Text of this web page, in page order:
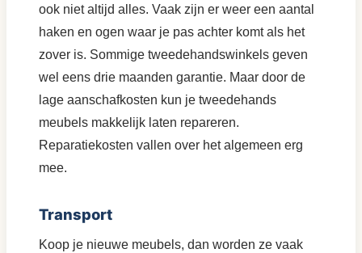
ook niet altijd alles. Vaak zijn er weer een aantal
haken en ogen waar je pas achter komt als het
zover is. Sommige tweedehandswinkels geven
wel eens drie maanden garantie. Maar door de
lage aanschafkosten kun je tweedehands
meubels makkelijk laten repareren.
Reparatiekosten vallen over het algemeen erg
mee.
Transport
Koop je nieuwe meubels, dan worden ze vaak